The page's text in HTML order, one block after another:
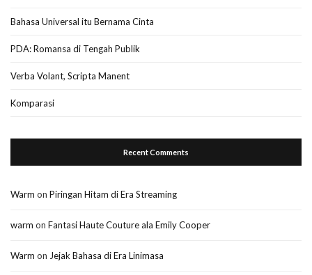
Bahasa Universal itu Bernama Cinta
PDA: Romansa di Tengah Publik
Verba Volant, Scripta Manent
Komparasi
Recent Comments
Warm on Piringan Hitam di Era Streaming
warm on Fantasi Haute Couture ala Emily Cooper
Warm on Jejak Bahasa di Era Linimasa